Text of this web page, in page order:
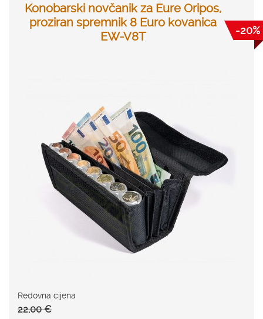
Konobarski novčanik za Eure Oripos,
proziran spremnik 8 Euro kovanica
EW-V8T
Redovna cijena
22,00 €
-20%